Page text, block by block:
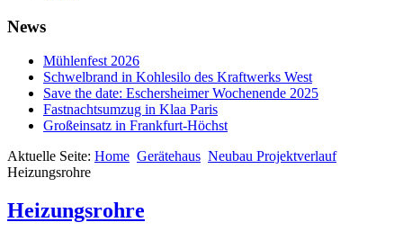
News
Mühlenfest 2026
Schwelbrand in Kohlesilo des Kraftwerks West
Save the date: Eschersheimer Wochenende 2025
Fastnachtsumzug in Klaa Paris
Großeinsatz in Frankfurt-Höchst
Aktuelle Seite: Home Gerätehaus Neubau Projektverlauf
Heizungsrohre
Heizungsrohre